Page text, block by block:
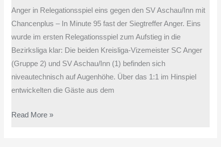
Anger in Relegationsspiel eins gegen den SV Aschau/Inn mit
Chancenplus – In Minute 95 fast der Siegtreffer Anger. Eins
wurde im ersten Relegationsspiel zum Aufstieg in die
Bezirksliga klar: Die beiden Kreisliga-Vizemeister SC Anger
(Gruppe 2) und SV Aschau/Inn (1) befinden sich
niveautechnisch auf Augenhöhe. Über das 1:1 im Hinspiel
entwickelten die Gäste aus dem
Read More »